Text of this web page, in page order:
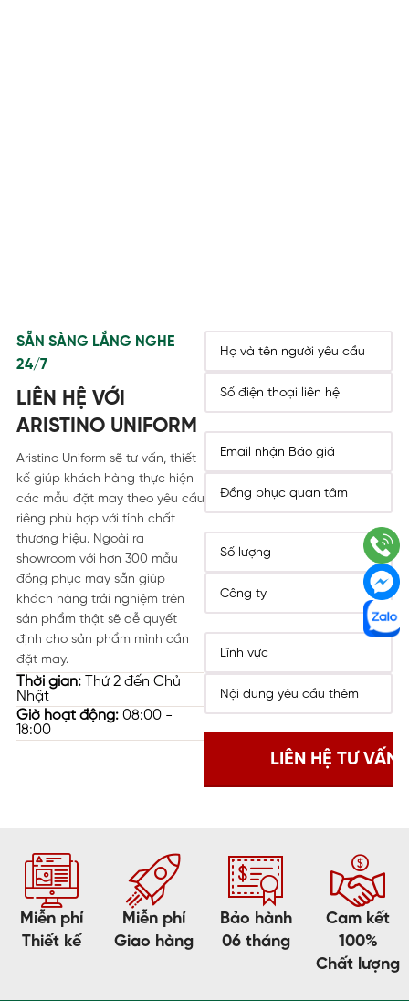
SẴN SÀNG LẮNG NGHE
24/7
LIÊN HỆ VỚI
ARISTINO UNIFORM
Aristino Uniform sẽ tư vấn, thiết
kế giúp khách hàng thực hiện
các mẫu đặt may theo yêu cầu
riêng phù hợp với tính chất
thương hiệu. Ngoài ra
showroom với hơn 300 mẫu
đồng phục may sẵn giúp
khách hàng trải nghiệm trên
sản phẩm thật sẽ dễ quyết
định cho sản phẩm mình cần
đặt may.
Thời gian:Thứ 2 đến Chủ
Nhật
Giờ hoạt động:08:00 -
18:00
Miễn phí
Thiết kế
Miễn phí
Giao hàng
Bảo hành
06 tháng
Cam kết
100%
Chất lượng